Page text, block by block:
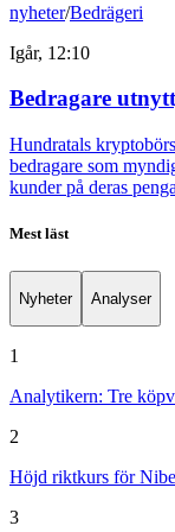
nyheter/Bedrägeri
Igår, 12:10
Bedragare
Hundratals
bedragare som
kunder på deras
Mest läst
Nyheter Analyser
1
Analytikern: Tre
2
Höjd riktkurs för Nibe
3